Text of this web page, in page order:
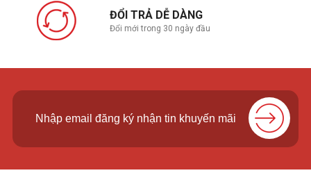
ĐỔI TRẢ DỄ DÀNG
Đổi mới trong 30 ngày đầu